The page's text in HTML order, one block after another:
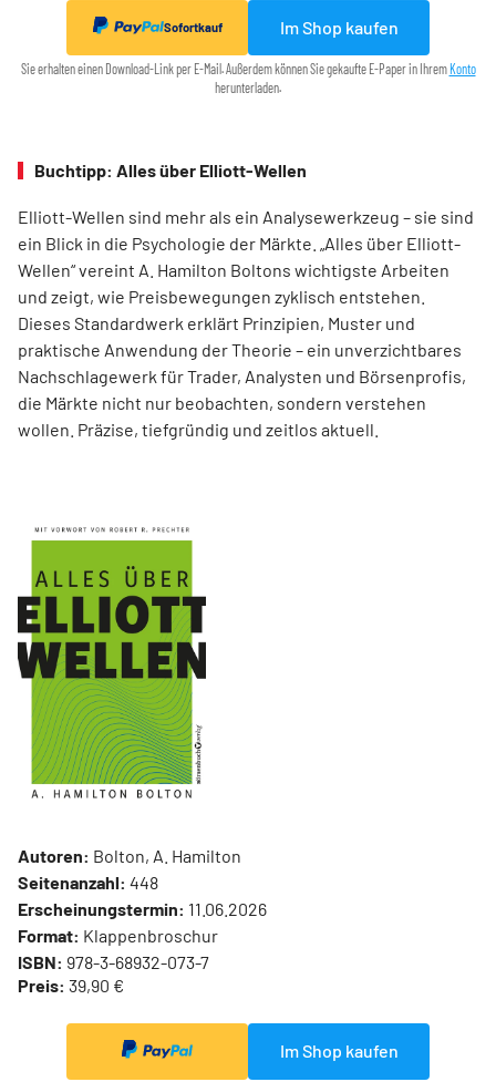
Sofortkauf Im Shop kaufen
Sie erhalten einen Download-Link per E-Mail. Außerdem können Sie gekaufte E-Paper in IhremKonto
herunterladen.
Buchtipp: Alles über Elliott-Wellen
Elliott-Wellen sind mehr als ein Analysewerkzeug – sie sind
ein Blick in die Psychologie der Märkte. „Alles über Elliott-
Wellen“ vereint A. Hamilton Boltons wichtigste Arbeiten
und zeigt, wie Preisbewegungen zyklisch entstehen.
Dieses Standardwerk erklärt Prinzipien, Muster und
praktische Anwendung der Theorie – ein unverzichtbares
Nachschlagewerk für Trader, Analysten und Börsenprofis,
die Märkte nicht nur beobachten, sondern verstehen
wollen. Präzise, tiefgründig und zeitlos aktuell.
Autoren: Bolton, A. Hamilton
Seitenanzahl: 448
Erscheinungstermin: 11.06.2026
Format: Klappenbroschur
ISBN: 978-3-68932-073-7
Preis: 39,90 €
Im Shop kaufen